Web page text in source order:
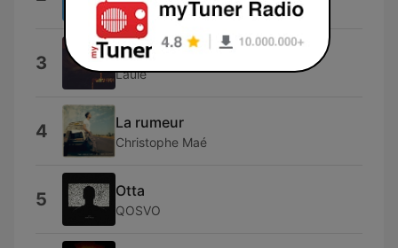
Jazzorange
3 Peu Importe
Laule
4 La rumeur
Christophe Maé
5 Otta
QOSVO